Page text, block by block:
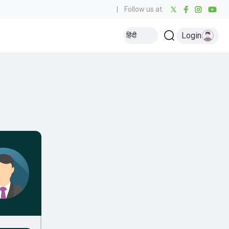
Follow us at:
हिंदी Login